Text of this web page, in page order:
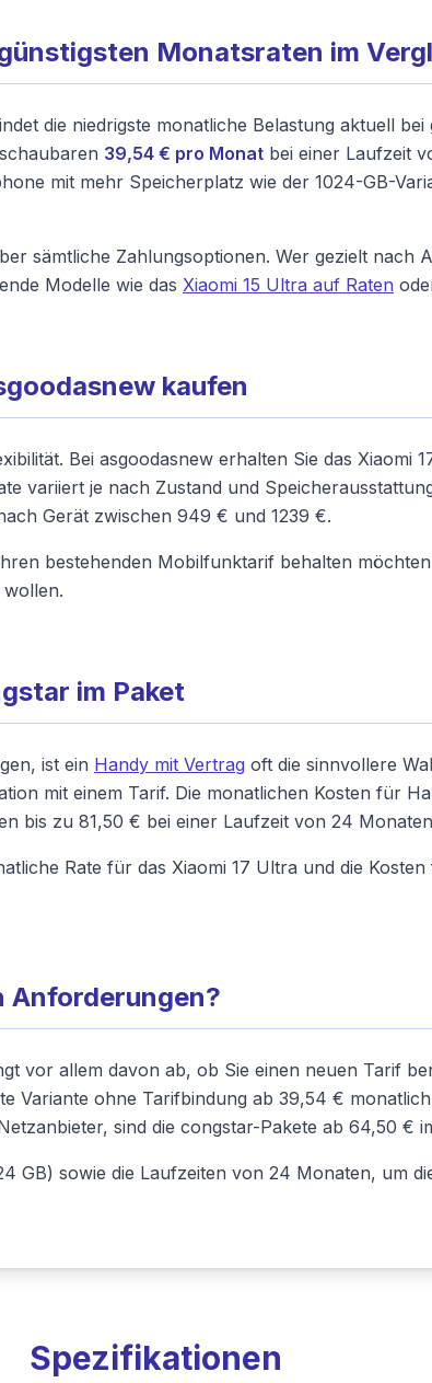
Monatsraten im
die niedrigste monatliche Belastung aktuell
39,54 € pro Monat bei einer Laufzeit
mit mehr Speicherplatz wie der 1024-GB-
sämtliche Zahlungsoptionen. Wer gezielt nach
Modelle wie das Xiaomi 15 Ultra auf Raten
kaufen
Bei asgoodasnew erhalten Sie das Xiaomi
variiert je nach Zustand und
Gerät zwischen 949 € und 1239 €.
bestehenden Mobilfunktarif behalten
im Paket
ist ein Handy mit Vertrag oft die sinnvollere
mit einem Tarif. Die monatlichen Kosten für
bis zu 81,50 € bei einer Laufzeit von 24
Rate für das Xiaomi 17 Ultra und die
Anforderungen?
vor allem davon ab, ob Sie einen neuen Tarif
Variante ohne Tarifbindung ab 39,54 €
sind die congstar-Pakete ab 64,50 €
GB) sowie die Laufzeiten von 24 Monaten, um
Spezifikationen